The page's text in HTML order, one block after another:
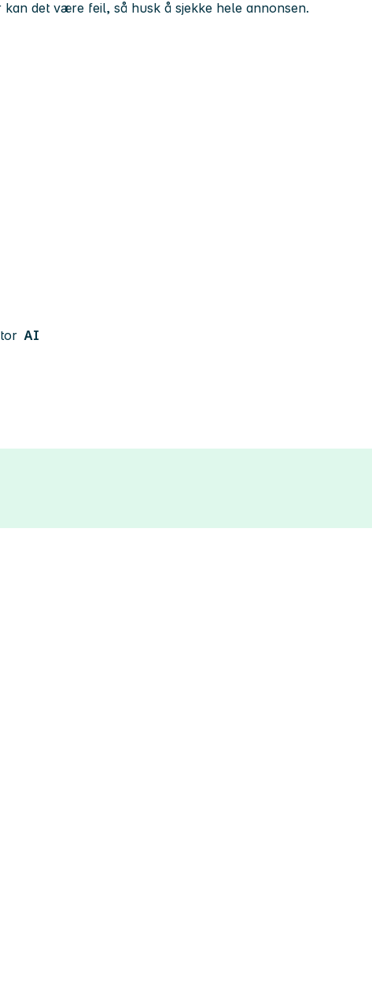
AI
det være feil, så husk å sjekke hele annonsen.